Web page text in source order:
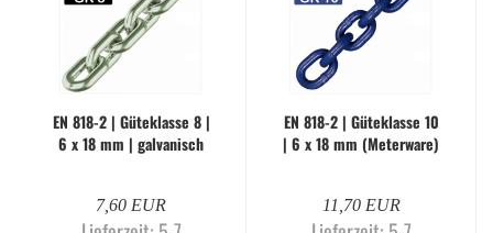
EN 818-2 | Gü­te­klas­se 8 |
6 x 18 mm | gal­va­nisch
7,60 EUR
EN 818-2 | Gü­te­klas­se 10
| 6 x 18 mm (Me­ter­wa­re)
11,70 EUR